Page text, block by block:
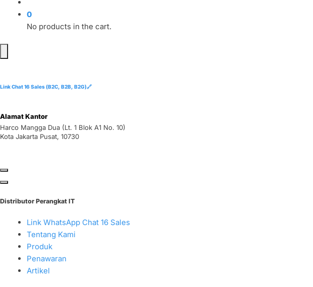
0
No products in the cart.
Link Chat 16 Sales (B2C, B2B, B2G)🔗
Alamat Kantor
Harco Mangga Dua (Lt. 1 Blok A1 No. 10)
Kota Jakarta Pusat, 10730
Distributor Perangkat IT
Link WhatsApp Chat 16 Sales
Tentang Kami
Produk
Penawaran
Artikel